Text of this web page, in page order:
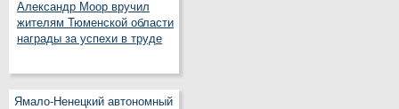
Александр Моор вручил
жителям Тюменской области
награды за успехи в труде
Ямало-Ненецкий автономный